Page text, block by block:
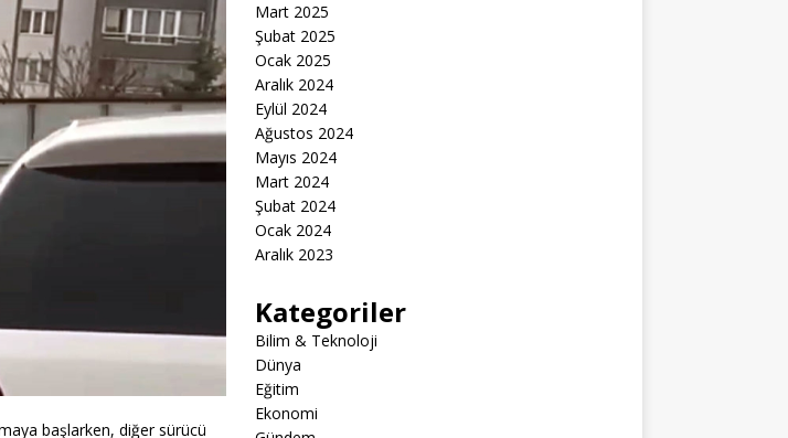
başlarken, diğer sürücü
Mart 2025
Şubat 2025
Ocak 2025
Aralık 2024
Eylül 2024
Ağustos 2024
Mayıs 2024
Mart 2024
Şubat 2024
Ocak 2024
Aralık 2023
Kategoriler
Bilim & Teknoloji
Dünya
Eğitim
Ekonomi